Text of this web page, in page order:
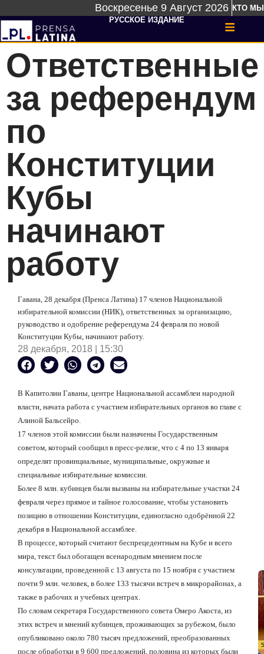
Воскресенье 9 Август 2026 КТО МЫ
РУССКОЕ ИЗДАНИЕ
Ответственные
за референдум
по
Конституции
Кубы
начинают
работу
Гавана, 28 декабря (Пренса Латина) 17 членов Национальной
избирательной комиссии (НИК), ответственных за организацию,
руководство и одобрение референдума 24 февраля по новой
Конституции Кубы, начинают работу.
28 декабря, 2018 | 15:30
В Капитолии Гаваны, центре Национальной ассамблеи народной
власти, начата работа с участием избирательных органов во главе с
Алиной Бальсейро.
17 членов этой комиссии были назначены Государственным
советом, который сообщил в пресс-релизе, что с 4 по 13 января
определят провинциальные, муниципальные, окружные и
специальные избирательные комиссии.
Более 8 млн. кубинцев были вызваны на избирательные участки 24
февраля через прямое и тайное голосование, чтобы установить
позицию в отношении Конституции, единогласно одобрённой 22
декабря в Национальной ассамблее.
В процессе, который считают беспрецедентным на Кубе и всего
мира, текст был обогащен всенародным мнением после
консультации, проведенной с 13 августа по 15 ноября с участием
почти 9 млн. человек, в более 133 тысячи встреч в микрорайонах, а
также в рабочих и учебных центрах.
По словам секретаря Государственного совета Омеро Акоста, из
этих встреч и мнений кубинцев, проживающих за рубежом, было
опубликовано около 780 тысяч предложений, преобразованных
после обработки в 9 600 предложений, половина из которых были